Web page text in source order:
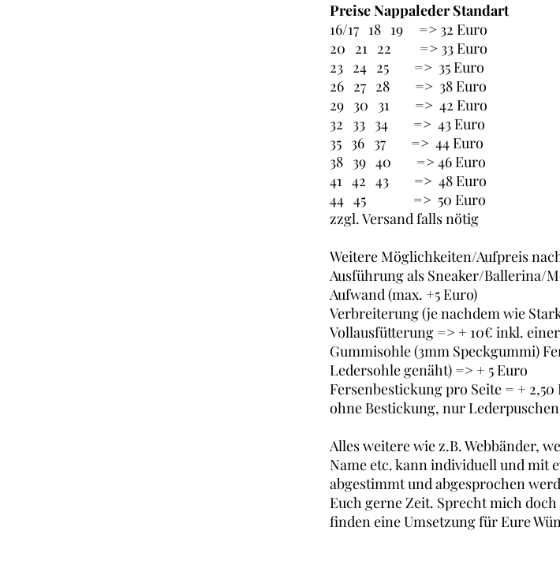
Preise Nappaleder Standart
16/17 18 19 => 32 Euro
20 21 22 => 33 Euro
23 24 25 => 35 Euro
26 27 28 => 38 Euro
29 30 31 => 42 Euro
32 33 34 => 43 Euro
35 36 37 => 44 Euro
38 39 40 => 46 Euro
41 42 43 => 48 Euro
44 45 => 50 Euro
zzgl. Versand falls nötig
Weitere Möglichkeiten/Aufpreis
Ausführung als Sneaker/Ballerina/
Aufwand (max. +5 Euro)
Verbreiterung (je nachdem wie
Vollausfütterung => + 10€ inkl.
Gummisohle (3mm Speckgummi)
Ledersohle genäht) => + 5 Euro
Fersenbestickung pro Seite = + 2,50
ohne Bestickung, nur
Alles weitere wie z.B. Webbänder,
Name etc. kann individuell und mit
abgestimmt und abgesprochen
Euch gerne Zeit. Sprecht mich
finden eine Umsetzung für Eure